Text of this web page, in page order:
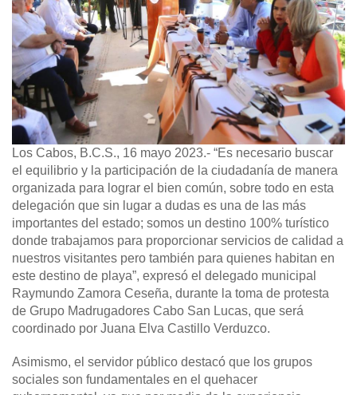
Los Cabos, B.C.S., 16 mayo 2023.- “Es necesario buscar
el equilibrio y la participación de la ciudadanía de manera
organizada para lograr el bien común, sobre todo en esta
delegación que sin lugar a dudas es una de las más
importantes del estado; somos un destino 100% turístico
donde trabajamos para proporcionar servicios de calidad a
nuestros visitantes pero también para quienes habitan en
este destino de playa”, expresó el delegado municipal
Raymundo Zamora Ceseña, durante la toma de protesta
de Grupo Madrugadores Cabo San Lucas, que será
coordinado por Juana Elva Castillo Verduzco.
Asimismo, el servidor público destacó que los grupos
sociales son fundamentales en el quehacer